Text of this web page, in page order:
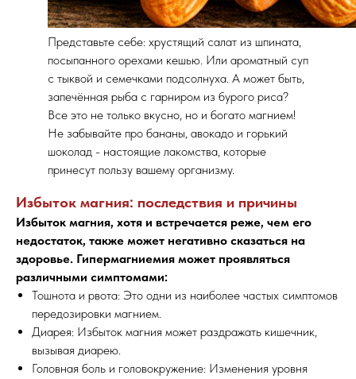
Представьте себе: хрустящий салат из шпината,
посыпанного орехами кешью. Или ароматный суп
с тыквой и семечками подсолнуха. А может быть,
запечённая рыба с гарниром из бурого риса?
Все это не только вкусно, но и богато магнием!
Не забывайте про бананы, авокадо и горький
шоколад - настоящие лакомства, которые
принесут пользу вашему организму.
Избыток магния: последствия и причины
Избыток магния, хотя и встречается реже, чем его
недостаток, также может негативно сказаться на
здоровье. Гипермагниемия может проявляться
различными симптомами:
Тошнота и рвота: Это одни из наиболее частых симптомов
передозировки магнием.
Диарея: Избыток магния может раздражать кишечник,
вызывая диарею.
Головная боль и головокружение: Изменения уровня